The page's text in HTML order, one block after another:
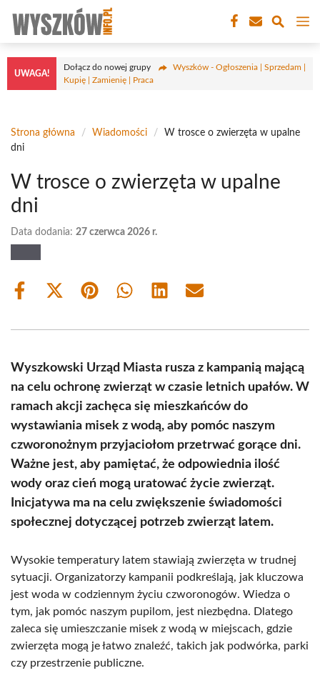
treści
UWAGA!
Dołącz do nowej grupy
Wyszków - Ogłoszenia | Sprzedam |
Kupię | Zamienię | Praca
Strona główna / Wiadomości /
W trosce o zwierzęta w upalne
dni
W trosce o zwierzęta w upalne
dni
Data dodania: 27 czerwca 2026 r.
Share
Share
(Twitter)
Share Share Share Share
Wyszkowski Urząd Miasta rusza z kampanią mającą
na celu ochronę zwierząt w czasie letnich upałów. W
ramach akcji zachęca się mieszkańców do
wystawiania misek z wodą, aby pomóc naszym
czworonożnym przyjaciołom przetrwać gorące dni.
Ważne jest, aby pamiętać, że odpowiednia ilość
wody oraz cień mogą uratować życie zwierząt.
Inicjatywa ma na celu zwiększenie świadomości
społecznej dotyczącej potrzeb zwierząt latem.
Wysokie temperatury latem stawiają zwierzęta w trudnej
sytuacji. Organizatorzy kampanii podkreślają, jak kluczowa
jest woda w codziennym życiu czworonogów. Wiedza o
tym, jak pomóc naszym pupilom, jest niezbędna. Dlatego
zaleca się umieszczanie misek z wodą w miejscach, gdzie
zwierzęta mogą je łatwo znaleźć, takich jak podwórka, parki
czy przestrzenie publiczne.